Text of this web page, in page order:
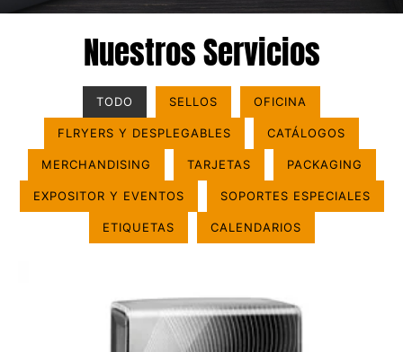
Nuestros Servicios
TODO SELLOS OFICINA
FLRYERS Y DESPLEGABLES CATÁLOGOS
MERCHANDISING TARJETAS PACKAGING
EXPOSITOR Y EVENTOS SOPORTES ESPECIALES
ETIQUETAS CALENDARIOS